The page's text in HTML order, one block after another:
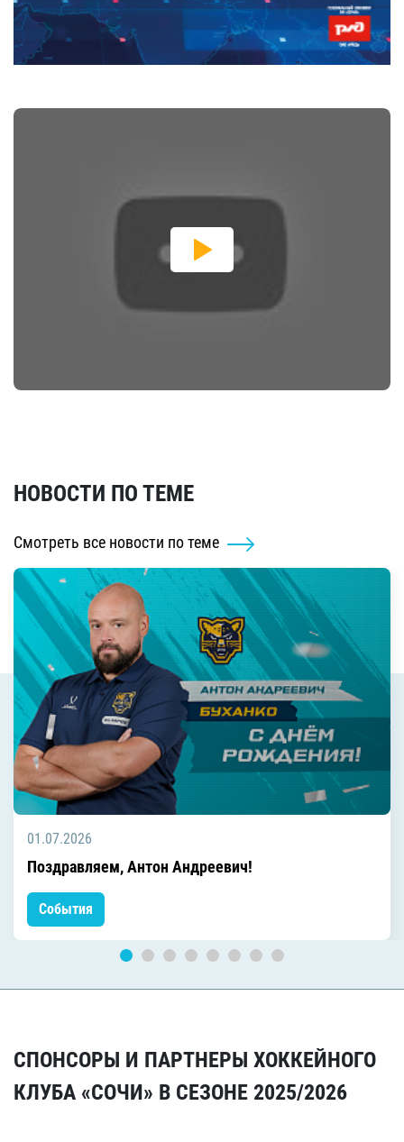
НОВОСТИ ПО ТЕМЕ
Смотреть все новости по теме
01.07.2026
Поздравляем, Антон Андреевич!
События
СПОНСОРЫ И ПАРТНЕРЫ ХОККЕЙНОГО
КЛУБА «СОЧИ» В СЕЗОНЕ 2025/2026